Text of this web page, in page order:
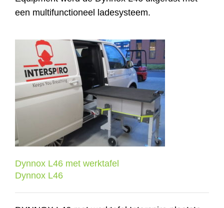
een multifunctioneel ladesysteem.
Dynnox L46 met werktafel
Dynnox L46
Dynnox L46 met werktafel
Dynnox L46